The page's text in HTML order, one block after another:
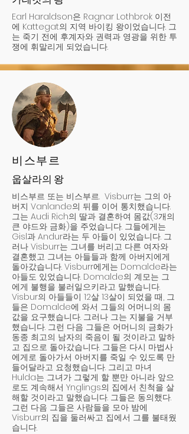
Earl Haraldson은 Ragnar Lothbrok 이전
에 Kattegat의 지역 바이킹 왕이었습니다. 그
는 죽기 전에 후계자와 권력과 영광을 위한 투
쟁에 휘말리게 되었습니다.
비스부르
웁살라의 왕
비스부르 또는 비스부르. Visburr는 그의 아
버지 Vanlande의 뒤를 이어 통치했습니다.
그는 Audi Rich의 딸과 결혼하여 몸값(3개의
큰 야드와 금화)을 주었습니다. 그들에게는
Gisl과 Andur라는 두 아들이 있었습니다. 그
러나 Visburr는 그녀를 버리고 다른 여자와
결혼했고 그녀는 아들들과 함께 아버지에게
돌아갔습니다. Visburr에게는 Domalde라는
아들도 있었습니다. Domalde의 계모는 그
에게 불행을 불러일으키라고 말했습니다.
Visbur의 아들들이 12살 13살이 되었을 때, 그
들은 Domalde에 와서 그들의 어머니의 몸
값을 요구했습니다. 그러나 그는 지불을 거부
했습니다. 그런 다음 그들은 어머니의 금화가
동종 최고의 남자의 죽음이 될 것이라고 말하
고 집으로 돌아갔습니다. 그들은 다시 마법사
에게로 돌아가서 아버지를 죽일 수 있도록 만
들어달라고 요청했습니다. 그리고 마녀
Hulda는 그녀가 그렇게 할 뿐만 아니라 앞으
로도 계속해서 Ynglings의 집에서 친척을 살
해할 것이라고 말했습니다. 그들은 동의했다.
그런 다음 그들은 사람들을 모아 밤에
Visburr의 집을 둘러싸고 집에서 그를 불태웠
습니다.